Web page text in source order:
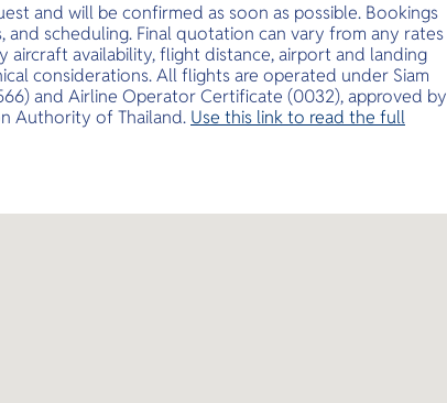
and will be confirmed as soon as possible. Bookings
scheduling. Final quotation can vary from any rates
availability, flight distance, airport and landing
considerations. All flights are operated under Siam
and Airline Operator Certificate (0032), approved by
Authority of Thailand. Use this link to read the full